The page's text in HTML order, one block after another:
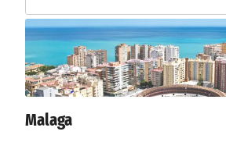
lunedì 7 settembre 2026
n.d. - 18:30
martedì 8 settembre 2026
mercoledì 9 settembre 2026
07:00
Malaga